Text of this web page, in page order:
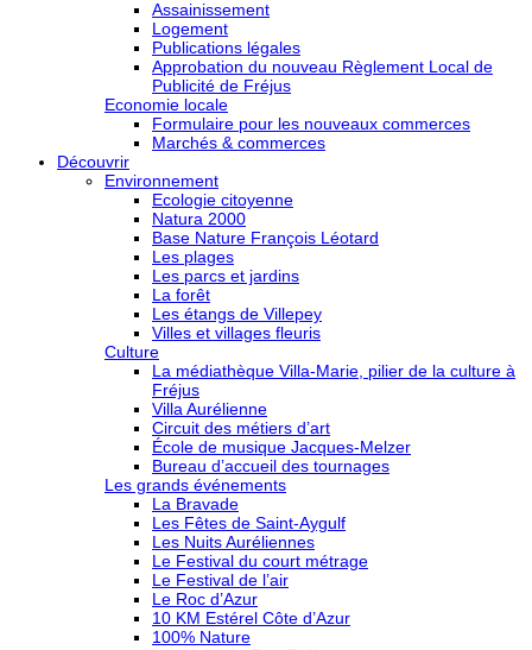
Assainissement
Logement
Publications légales
Approbation du nouveau Règlement Local de
Publicité de Fréjus
Economie locale
Formulaire pour les nouveaux commerces
Marchés & commerces
Découvrir
Environnement
Ecologie citoyenne
Natura 2000
Base Nature François Léotard
Les plages
Les parcs et jardins
La forêt
Les étangs de Villepey
Villes et villages fleuris
Culture
La médiathèque Villa-Marie, pilier de la culture à
Fréjus
Villa Aurélienne
Circuit des métiers d’art
École de musique Jacques-Melzer
Bureau d’accueil des tournages
Les grands événements
La Bravade
Les Fêtes de Saint-Aygulf
Les Nuits Auréliennes
Le Festival du court métrage
Le Festival de l’air
Le Roc d’Azur
10 KM Estérel Côte d’Azur
100% Nature